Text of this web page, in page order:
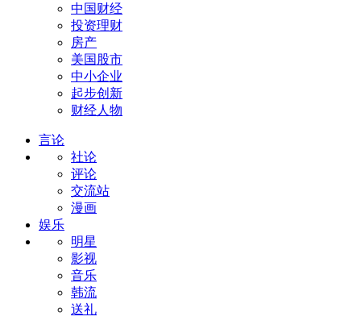
中国财经
投资理财
房产
美国股市
中小企业
起步创新
财经人物
言论
社论
评论
交流站
漫画
娱乐
明星
影视
音乐
韩流
送礼